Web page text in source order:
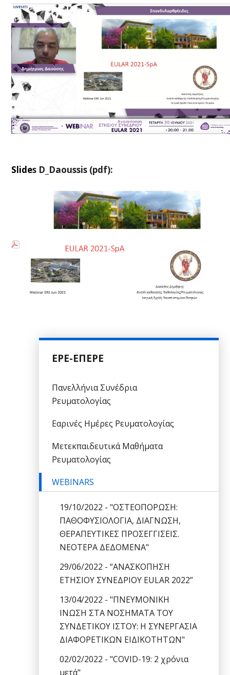
Slides D_Daoussis (pdf):
ΕΡΕ-ΕΠΕΡΕ
Πανελλήνια Συνέδρια
Ρευματολογίας
Εαρινές Ημέρες Ρευματολογίας
Μετεκπαιδευτικά Μαθήματα
Ρευματολογίας
WEBINARS
19/10/2022 - "ΟΣΤΕΟΠΟΡΩΣΗ:
ΠΑΘΟΦΥΣΙΟΛΟΓΙΑ, ΔΙΑΓΝΩΣΗ,
ΘΕΡΑΠΕΥΤΙΚΕΣ ΠΡΟΣΕΓΓΙΣΕΙΣ.
ΝΕΟΤΕΡΑ ΔΕΔΟΜΕΝΑ"
29/06/2022 - “ΑΝΑΣΚΟΠΗΣΗ
ΕΤΗΣΙΟΥ ΣΥΝΕΔΡΙΟΥ EULAR 2022”
13/04/2022 - "ΠΝΕΥΜΟΝΙΚΗ
ΙΝΩΣΗ ΣΤΑ ΝΟΣΗΜΑΤΑ ΤΟΥ
ΣΥΝΔΕΤΙΚΟΥ ΙΣΤΟΥ: Η ΣΥΝΕΡΓΑΣΙΑ
ΔΙΑΦΟΡΕΤΙΚΩΝ ΕΙΔΙΚΟΤΗΤΩΝ"
02/02/2022 - "COVID-19: 2 χρόνια
μετά"